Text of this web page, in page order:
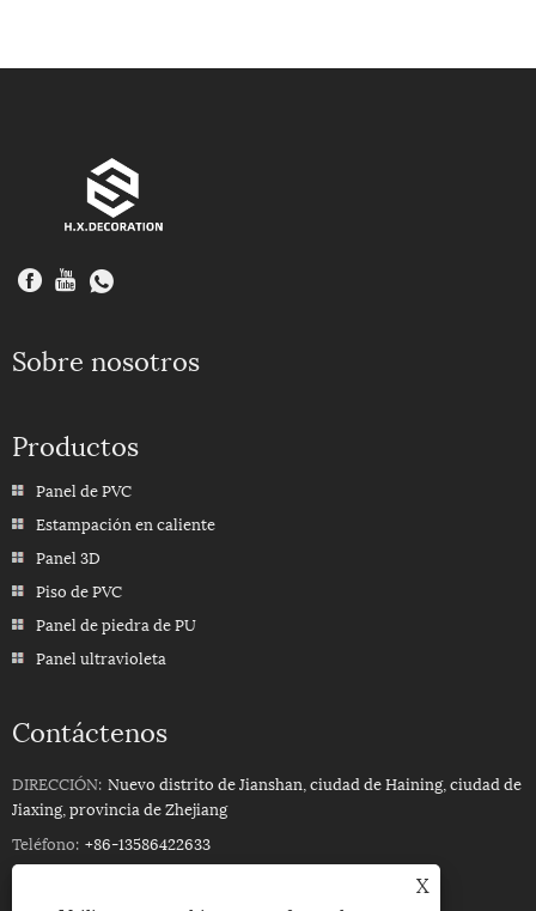
Sobre nosotros
Productos
Panel de PVC
Estampación en caliente
Panel 3D
Piso de PVC
Panel de piedra de PU
Panel ultravioleta
Contáctenos
DIRECCIÓN: Nuevo distrito de Jianshan, ciudad de Haining, ciudad de
Jiaxing, provincia de Zhejiang
Teléfono: +86-13586422633
X